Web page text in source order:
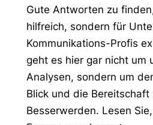
Gute Antworten zu
hilfreich, sondern für
Kommunikations-Profis
geht es hier gar nicht um
Analysen, sondern um
Blick und die Bereitschaft
Besserwerden. Lesen